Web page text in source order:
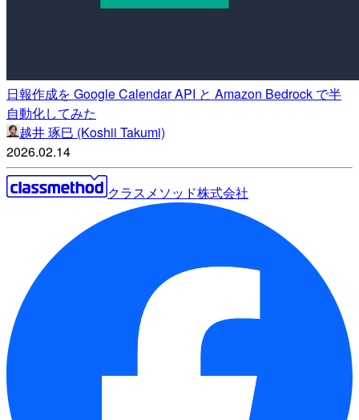
日報作成を Google Calendar API と Amazon Bedrock で半
自動化してみた
越井 琢巳 (Koshii Takumi)
2026.02.14
クラスメソッド株式会社